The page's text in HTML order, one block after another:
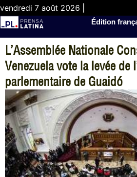
vendredi 7 août 2026 |
Édition
L’Assemblée Nationale
Venezuela vote la levée de
parlementaire de Guaidó